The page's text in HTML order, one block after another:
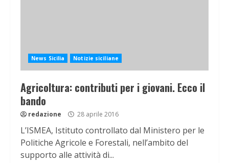
News Sicilia Notizie siciliane
Agricoltura: contributi per i giovani. Ecco il
bando
redazione 28 aprile 2016
L’ISMEA, Istituto controllato dal Ministero per le
Politiche Agricole e Forestali, nell’ambito del
supporto alle attività di...